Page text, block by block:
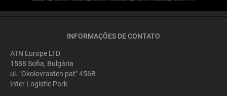
INFORMAÇÕES DE CONTATO
ATN Europe LTD
1588 Sofia, Bulgária
ul. "Okolovrasten pat" 456B
Inter Logistic Park